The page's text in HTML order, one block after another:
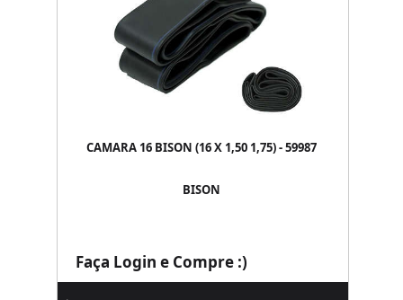
CAMARA 16 BISON (16 X 1,50 1,75) - 59987
BISON
Faça Login e Compre :)